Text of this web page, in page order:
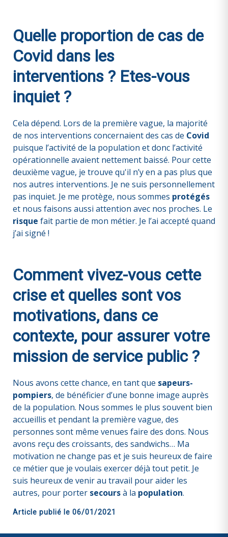
Quelle proportion de cas de
Covid dans les
interventions ? Etes-vous
inquiet ?
Cela dépend. Lors de la première vague, la majorité
de nos interventions concernaient des cas de Covid
puisque l’activité de la population et donc l’activité
opérationnelle avaient nettement baissé. Pour cette
deuxième vague, je trouve qu'il n’y en a pas plus que
nos autres interventions. Je ne suis personnellement
pas inquiet. Je me protège, nous sommes protégés
et nous faisons aussi attention avec nos proches. Le
risque fait partie de mon métier. Je l’ai accepté quand
j’ai signé !
Comment vivez-vous cette
crise et quelles sont vos
motivations, dans ce
contexte, pour assurer votre
mission de service public ?
Nous avons cette chance, en tant que sapeurs-
pompiers, de bénéficier d’une bonne image auprès
de la population. Nous sommes le plus souvent bien
accueillis et pendant la première vague, des
personnes sont même venues faire des dons. Nous
avons reçu des croissants, des sandwichs… Ma
motivation ne change pas et je suis heureux de faire
ce métier que je voulais exercer déjà tout petit. Je
suis heureux de venir au travail pour aider les
autres, pour porter secoursà la population.
Article publié le 06/01/2021